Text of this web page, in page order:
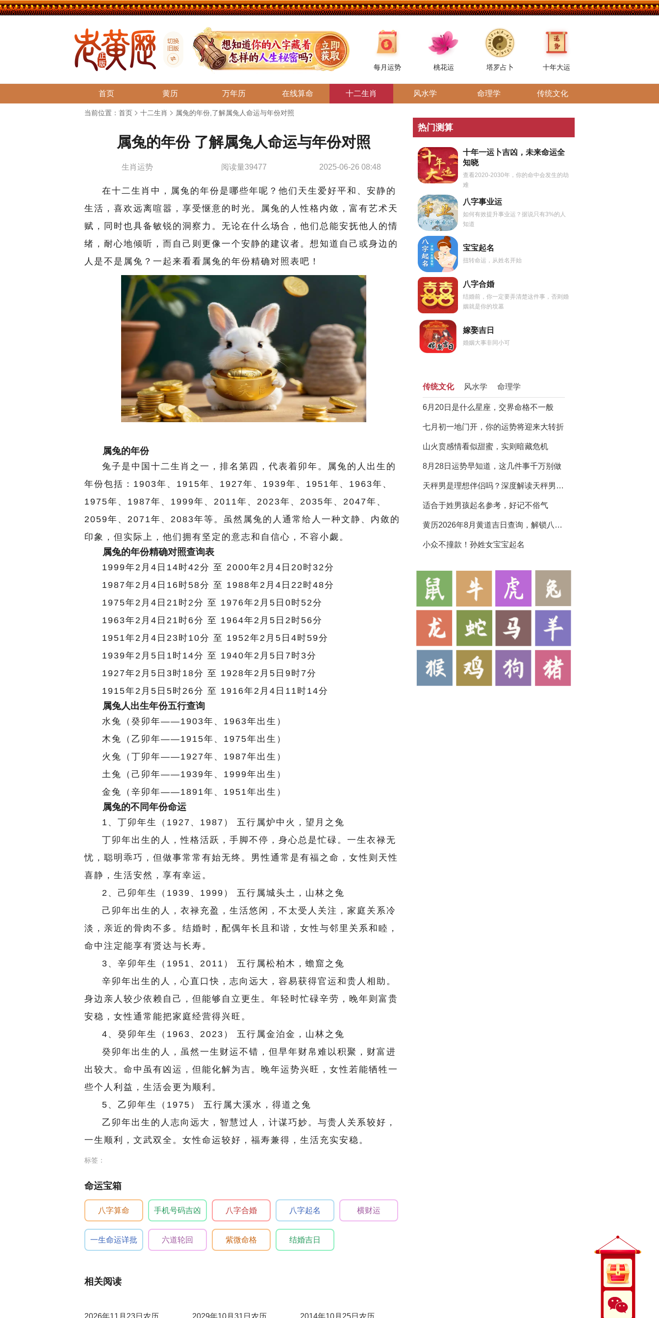
每月运势 桃花运 塔罗占卜 十年大运
首页 黄历 万年历 在线算命 十二生肖 风水学 命理学 传统文化
当前位置： 首页 十二生肖 属兔的年份,了解属兔人命运与年份对照
属兔的年份 了解属兔人命运与年份对照
生肖运势 阅读量39477 2025-06-26 08:48
在十二生肖中，属兔的年份是哪些年呢？他们天生爱好平和、安静的
生活，喜欢远离喧嚣，享受惬意的时光。属兔的人性格内敛，富有艺术天
赋，同时也具备敏锐的洞察力。无论在什么场合，他们总能安抚他人的情
绪，耐心地倾听，而自己则更像一个安静的建议者。想知道自己或身边的
人是不是属兔？一起来看看属兔的年份精确对照表吧！
属兔的年份
兔子是中国十二生肖之一，排名第四，代表着卯年。属兔的人出生的
年份包括：1903年、1915年、1927年、1939年、1951年、1963年、
1975年、1987年、1999年、2011年、2023年、2035年、2047年、
2059年、2071年、2083年等。虽然属兔的人通常给人一种文静、内敛的
印象，但实际上，他们拥有坚定的意志和自信心，不容小觑。
属兔的年份精确对照查询表
1999年2月4日14时42分 至 2000年2月4日20时32分
1987年2月4日16时58分 至 1988年2月4日22时48分
1975年2月4日21时2分 至 1976年2月5日0时52分
1963年2月4日21时6分 至 1964年2月5日2时56分
1951年2月4日23时10分 至 1952年2月5日4时59分
1939年2月5日1时14分 至 1940年2月5日7时3分
1927年2月5日3时18分 至 1928年2月5日9时7分
1915年2月5日5时26分 至 1916年2月4日11时14分
属兔人出生年份五行查询
水兔（癸卯年——1903年、1963年出生）
木兔（乙卯年——1915年、1975年出生）
火兔（丁卯年——1927年、1987年出生）
土兔（己卯年——1939年、1999年出生）
金兔（辛卯年——1891年、1951年出生）
属兔的不同年份命运
1、丁卯年生（1927、1987） 五行属炉中火，望月之兔
丁卯年出生的人，性格活跃，手脚不停，身心总是忙碌。一生衣禄无
忧，聪明乖巧，但做事常常有始无终。男性通常是有福之命，女性则天性
喜静，生活安然，享有幸运。
2、己卯年生（1939、1999） 五行属城头土，山林之兔
己卯年出生的人，衣禄充盈，生活悠闲，不太受人关注，家庭关系冷
淡，亲近的骨肉不多。结婚时，配偶年长且和谐，女性与邻里关系和睦，
命中注定能享有贤达与长寿。
3、辛卯年生（1951、2011） 五行属松柏木，蟾窟之兔
辛卯年出生的人，心直口快，志向远大，容易获得官运和贵人相助。
身边亲人较少依赖自己，但能够自立更生。年轻时忙碌辛劳，晚年则富贵
安稳，女性通常能把家庭经营得兴旺。
4、癸卯年生（1963、2023） 五行属金泊金，山林之兔
癸卯年出生的人，虽然一生财运不错，但早年财帛难以积聚，财富进
出较大。命中虽有凶运，但能化解为吉。晚年运势兴旺，女性若能牺牲一
些个人利益，生活会更为顺利。
5、乙卯年生（1975） 五行属大溪水，得道之兔
乙卯年出生的人志向远大，智慧过人，计谋巧妙。与贵人关系较好，
一生顺利，文武双全。女性命运较好，福寿兼得，生活充实安稳。
标签：
命运宝箱
八字算命 手机号码吉凶 八字合婚 八字起名 横财运
一生命运详批 六道轮回 紫微命格 结婚吉日
相关阅读
2026年11月23日农历 2029年10月31日农历 2014年10月25日农历
热门测算
十年一运卜吉凶，未来命运全
知晓
查看2020-2030年，你的命中会发生的劫
难
八字事业运
如何有效提升事业运？据说只有3%的人
知道
宝宝起名
扭转命运，从姓名开始
八字合婚
结婚前，你一定要弄清楚这件事，否则婚
姻就是你的坟墓
嫁娶吉日
婚姻大事非同小可
传统文化 风水学 命理学
6月20日是什么星座，交界命格不一般
七月初一地门开，你的运势将迎来大转折
山火贲感情看似甜蜜，实则暗藏危机
8月28日运势早知道，这几件事千万别做
天秤男是理想伴侣吗？深度解读天秤男生性格特点
适合于姓男孩起名参考，好记不俗气
黄历2026年8月黄道吉日查询，解锁八月吉运
小众不撞款！孙姓女宝宝起名